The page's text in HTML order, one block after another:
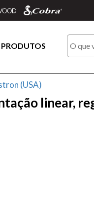
PRODUTOS
(USA)
linear,